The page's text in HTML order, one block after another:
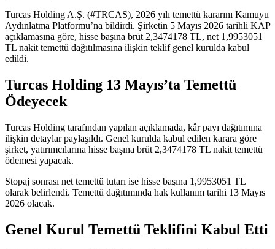
Turcas Holding A.Ş. (#TRCAS), 2026 yılı temettü kararını Kamuyu
Aydınlatma Platformu’na bildirdi. Şirketin 5 Mayıs 2026 tarihli KAP
açıklamasına göre, hisse başına brüt 2,3474178 TL, net 1,9953051
TL nakit temettü dağıtılmasına ilişkin teklif genel kurulda kabul
edildi.
Turcas Holding 13 Mayıs’ta Temettü
Ödeyecek
Turcas Holding tarafından yapılan açıklamada, kâr payı dağıtımına
ilişkin detaylar paylaşıldı. Genel kurulda kabul edilen karara göre
şirket, yatırımcılarına hisse başına brüt 2,3474178 TL nakit temettü
ödemesi yapacak.
Stopaj sonrası net temettü tutarı ise hisse başına 1,9953051 TL
olarak belirlendi. Temettü dağıtımında hak kullanım tarihi 13 Mayıs
2026 olacak.
Genel Kurul Temettü Teklifini Kabul Etti